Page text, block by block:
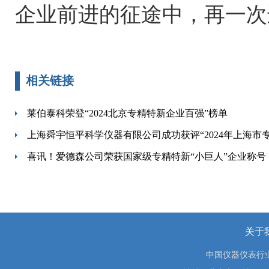
企业前进的征途中，再一
相关链接
莱伯泰科荣登“2024北京专精特新企业百强”榜单
上海舜宇恒平科学仪器有限公司成功获评“2024年上海市
喜讯！爱德森公司荣获国家级专精特新“小巨人”企业称号
关于
中国仪器仪表